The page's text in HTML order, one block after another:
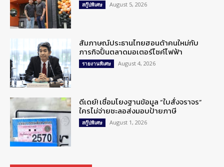
สกู๊ปพิเศษ August 5, 2026
สัมภาษณ์ประธานไทยฮอนด้าคนใหม่กับ
ภารกิจปั้นตลาดมอเตอร์ไซค์ไฟฟ้า
รายงานพิเศษ August 4, 2026
ดีเดย์! เชื่อมโยงฐานข้อมูล “ใบสั่งจราจร”
ใครไม่จ่ายชะลอส่งมอบป้ายภาษี
สกู๊ปพิเศษ August 1, 2026